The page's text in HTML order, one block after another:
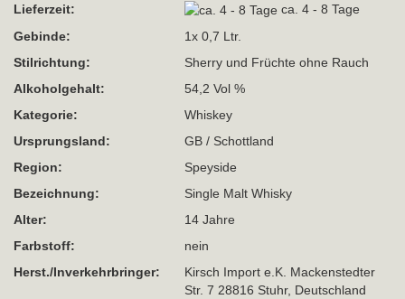
Lieferzeit:
ca. 4 - 8 Tage
Gebinde:
1x 0,7 Ltr.
Stilrichtung:
Sherry und Früchte ohne Rauch
Alkoholgehalt:
54,2 Vol %
Kategorie:
Whiskey
Ursprungsland:
GB / Schottland
Region:
Speyside
Bezeichnung:
Single Malt Whisky
Alter:
14 Jahre
Farbstoff:
nein
Herst./Inverkehrbringer:
Kirsch Import e.K. Mackenstedter
Str. 7 28816 Stuhr, Deutschland